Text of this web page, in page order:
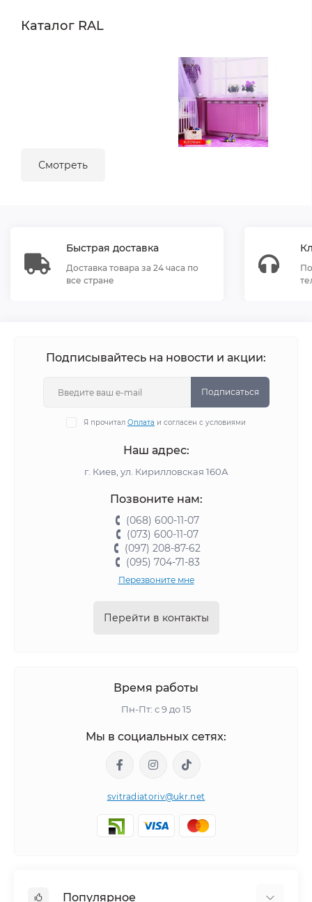
Каталог RAL
Смотреть
Быстрая доставка
Доставка товара за 24 часа по
все стране
Подписывайтесь на новости и акции:
Подписаться
Я прочитал Оплата и согласен с условиями
Наш адрес:
г. Киев, ул. Кирилловская 160А
Позвоните нам:
(068) 600-11-07
(073) 600-11-07
(097) 208-87-62
(095) 704-71-83
Перезвоните мне
Перейти в контакты
Время работы
Пн-Пт: с 9 до 15
Мы в социальных сетях:
svitradiatoriv@ukr.net
Популярное